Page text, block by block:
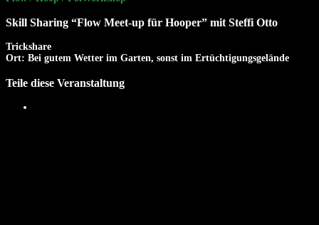
Skill Sharing “Flow Meet-up für Hooper” mit Steffi Otto
Trickshare
Ort: Bei gutem Wetter im Garten, sonst im Ertüchtigungsgelände
Teile diese Veranstaltung